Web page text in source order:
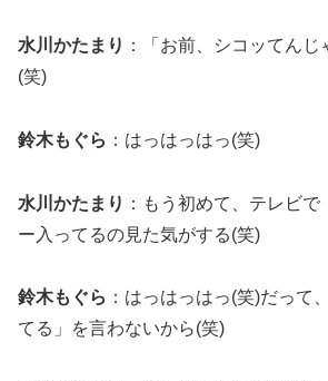
水川かたまり ：「お前、シコッてん
(笑)
鈴木もぐら ：はっはっはっ(笑)
水川かたまり ：もう初めて、テレビ
ー入ってるの見た気がする(笑)
鈴木もぐら ：はっはっはっ(笑)だって
てる」を言わないから(笑)